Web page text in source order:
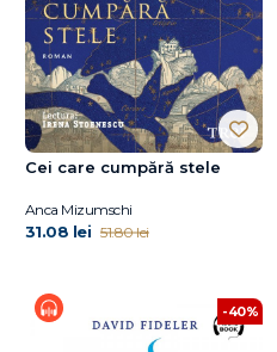
Cei care cumpără stele
Anca Mizumschi
31.08 lei 51.80 lei
-40%